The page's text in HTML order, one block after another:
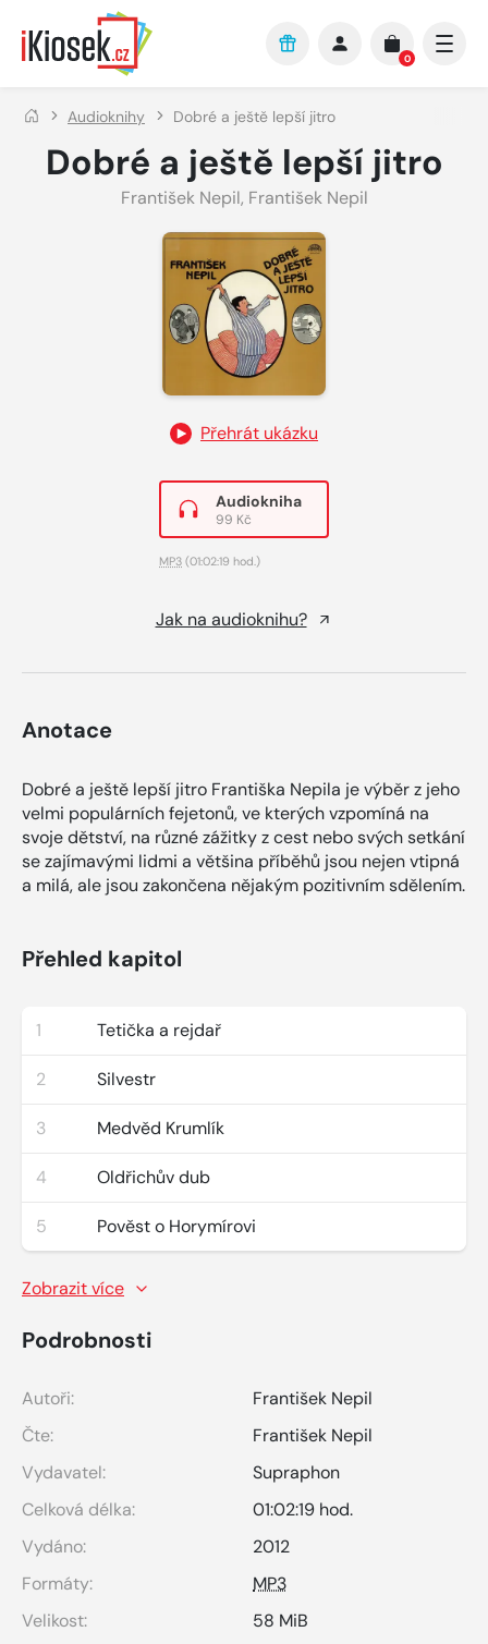
Přejít na hlavní obsah
0
Audioknihy Dobré a ještě lepší jitro
Dobré a ještě lepší jitro
František Nepil, František Nepil
Přehrát ukázku
Audiokniha
99 Kč
MP3 (01:02:19 hod.)
Jak na audioknihu?
Anotace
Dobré a ještě lepší jitro Františka Nepila je výběr z jeho
velmi populárních fejetonů, ve kterých vzpomíná na
svoje dětství, na různé zážitky z cest nebo svých setkání
se zajímavými lidmi a většina příběhů jsou nejen vtipná
a milá, ale jsou zakončena nějakým pozitivním sdělením.
Přehled kapitol
1 Tetička a rejdař
2 Silvestr
3 Medvěd Krumlík
4 Oldřichův dub
5 Pověst o Horymírovi
Zobrazit více
Podrobnosti
Autoři:
František Nepil
Čte:
František Nepil
Vydavatel:
Supraphon
Celková délka:
01:02:19 hod.
Vydáno:
2012
Formáty:
MP3
Velikost:
58 MiB